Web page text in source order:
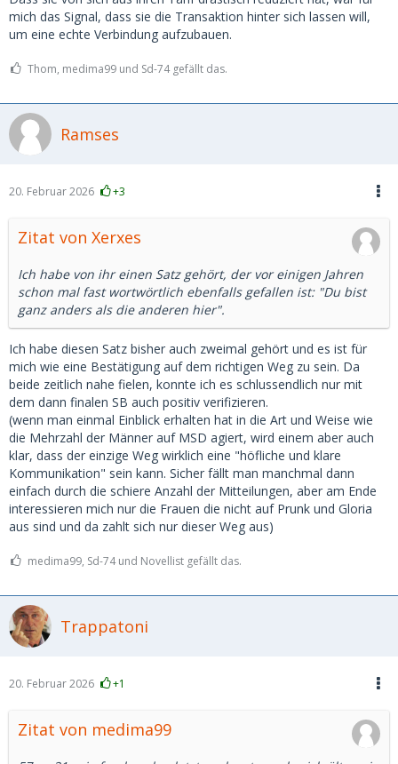
mich das Signal, dass sie die Transaktion hinter sich lassen will,
um eine echte Verbindung aufzubauen.
Thom, medima99 und Sd-74 gefällt das.
Ramses
20. Februar 2026 +3
Zitat von Xerxes
Ich habe von ihr einen Satz gehört, der vor einigen Jahren
schon mal fast wortwörtlich ebenfalls gefallen ist: "Du bist
ganz anders als die anderen hier".
Ich habe diesen Satz bisher auch zweimal gehört und es ist für
mich wie eine Bestätigung auf dem richtigen Weg zu sein. Da
beide zeitlich nahe fielen, konnte ich es schlussendlich nur mit
dem dann finalen SB auch positiv verifizieren.
(wenn man einmal Einblick erhalten hat in die Art und Weise wie
die Mehrzahl der Männer auf MSD agiert, wird einem aber auch
klar, dass der einzige Weg wirklich eine "höfliche und klare
Kommunikation" sein kann. Sicher fällt man manchmal dann
einfach durch die schiere Anzahl der Mitteilungen, aber am Ende
interessieren mich nur die Frauen die nicht auf Prunk und Gloria
aus sind und da zahlt sich nur dieser Weg aus)
medima99, Sd-74 und Novellist gefällt das.
Trappatoni
20. Februar 2026 +1
Zitat von medima99